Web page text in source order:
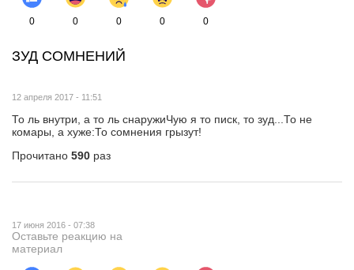
0 0 0 0 0
ЗУД СОМНЕНИЙ
12 апреля 2017 - 11:51
То ль внутри, а то ль снаружиЧую я то писк, то зуд...То не
комары, а хуже:То сомнения грызут!
Прочитано 590 раз
17 июня 2016 - 07:38
Оставьте реакцию на
материал